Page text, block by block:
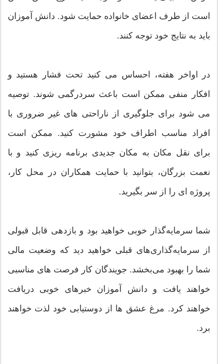
است از طرف اعضای خانواده حمایت شود. دانش آموزان
باید به نتایج خود توجه کنند.
در اواخر هفته، احساس می کنید تحت فشار هستید و
افکار منفی ممکن است باعث سردرگمی شوند. توصیه
می شود برای جلوگیری از ناراحتی های غیر ضروری با
افراد مناسب اطراف خود مشورت کنید. ممکن است
برای نقل مکان به مکان جدیدی برنامه ریزی کنید و با
نعمت بزرگان، بتوانید با حمایت همکاران در محل کار،
پروژه ای را از سر بگیرید.
شما سرمایه‌گذار خوبی خواهید بود و بازدهی قابل قبولی
از سرمایه‌گذاری‌های قبلی خواهید دید که وضعیت مالی
شما را بهبود می‌بخشد. جویندگان کار فرصت های مناسبی
خواهند یافت و دانش آموزان خبرهای خوبی دریافت
خواهند کرد. مرغ عشق ها از دوستیابی خود لذت خواهند
برد.